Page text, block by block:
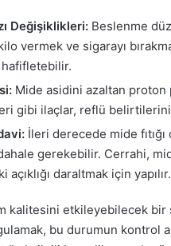
Değişiklikleri: Beslenme
vermek ve sigarayı
Mide asidini azaltan
gibi ilaçlar, reflü belirtilerini
İleri derecede mide
gerekebilir. Cerrahi,
açıklığı daraltmak için yapılır.
kalitesini etkileyebilecek
bu durumun kontrol